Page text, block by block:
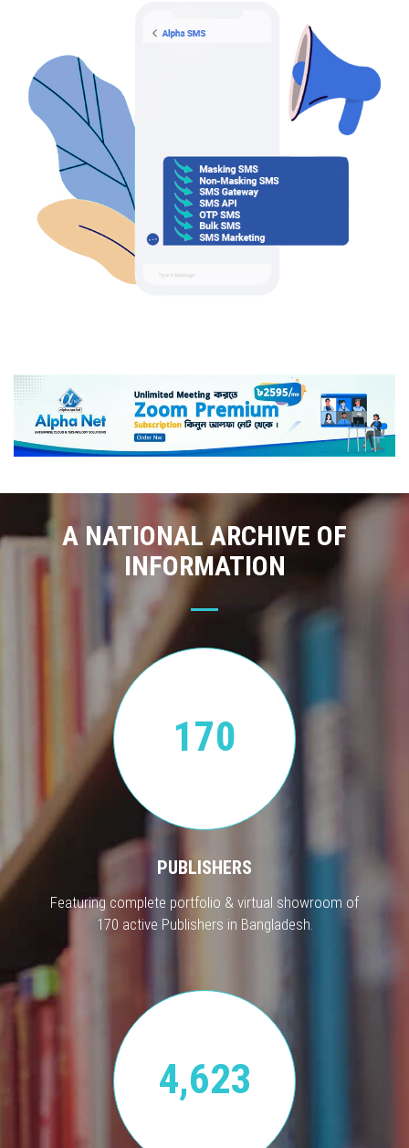
A NATIONAL ARCHIVE OF
INFORMATION
170
PUBLISHERS
Featuring complete portfolio & virtual showroom of
170 active Publishers in Bangladesh.
4,623